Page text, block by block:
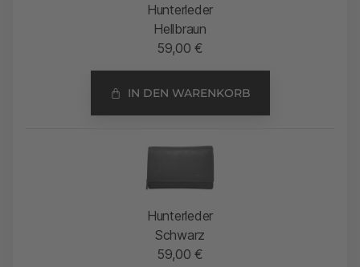
Hunterleder
Hellbraun
59,00€
IN DEN WARENKORB
Hunterleder
Schwarz
59,00€